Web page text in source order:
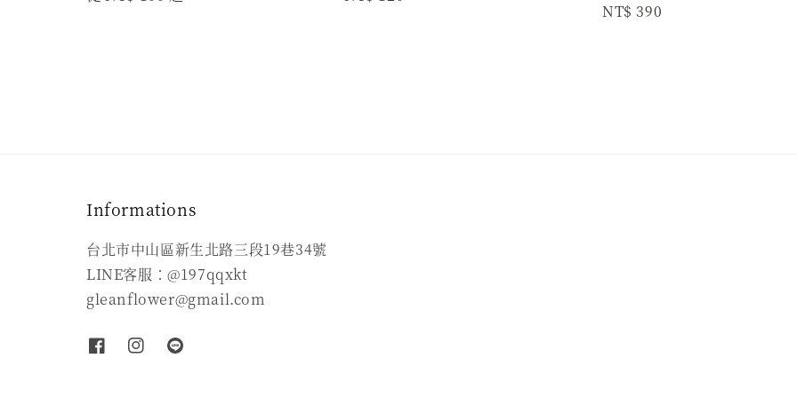
Regular
NT$ 390
Informations
台北市中山區新生北路三段19巷34號
LINE客服：@197qqxkt
gleanflower@gmail.com